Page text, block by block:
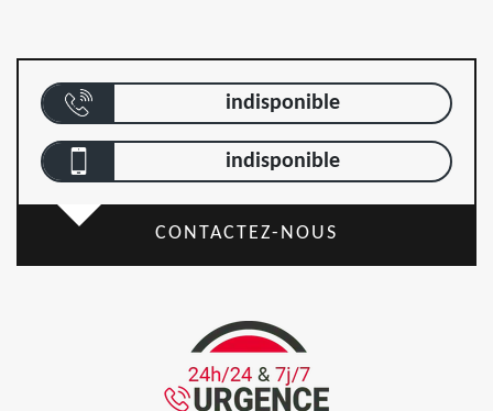
indisponible
indisponible
CONTACTEZ-NOUS